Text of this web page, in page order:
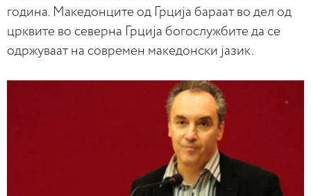
година. Македонците од Грција бараат во дел од
црквите во северна Грција богослужбите да се
одржуваат на современ македонски јазик.